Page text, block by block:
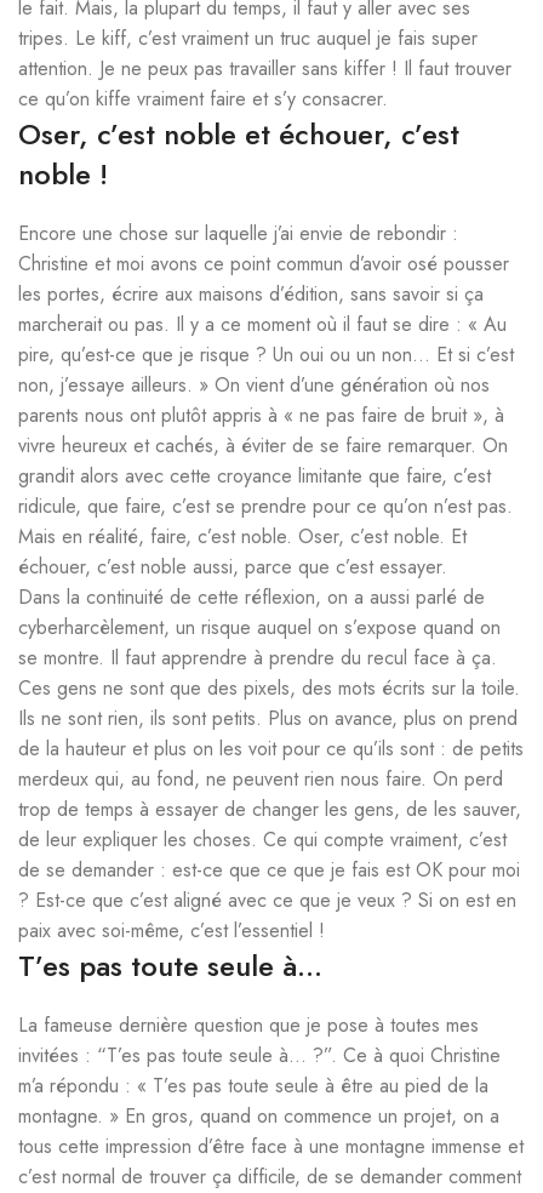
le fait. Mais, la plupart du temps, il faut y aller avec ses
tripes. Le kiff, c’est vraiment un truc auquel je fais super
attention. Je ne peux pas travailler sans kiffer ! Il faut trouver
ce qu’on kiffe vraiment faire et s’y consacrer.
Oser, c’est noble et échouer, c’est
noble !
Encore une chose sur laquelle j’ai envie de rebondir :
Christine et moi avons ce point commun d’avoir osé pousser
les portes, écrire aux maisons d’édition, sans savoir si ça
marcherait ou pas. Il y a ce moment où il faut se dire : « Au
pire, qu’est-ce que je risque ? Un oui ou un non… Et si c’est
non, j’essaye ailleurs. » On vient d’une génération où nos
parents nous ont plutôt appris à « ne pas faire de bruit », à
vivre heureux et cachés, à éviter de se faire remarquer. On
grandit alors avec cette croyance limitante que faire, c’est
ridicule, que faire, c’est se prendre pour ce qu’on n’est pas.
Mais en réalité, faire, c’est noble. Oser, c’est noble. Et
échouer, c’est noble aussi, parce que c’est essayer.
Dans la continuité de cette réflexion, on a aussi parlé de
cyberharcèlement, un risque auquel on s’expose quand on
se montre. Il faut apprendre à prendre du recul face à ça.
Ces gens ne sont que des pixels, des mots écrits sur la toile.
Ils ne sont rien, ils sont petits. Plus on avance, plus on prend
de la hauteur et plus on les voit pour ce qu’ils sont : de petits
merdeux qui, au fond, ne peuvent rien nous faire. On perd
trop de temps à essayer de changer les gens, de les sauver,
de leur expliquer les choses. Ce qui compte vraiment, c’est
de se demander : est-ce que ce que je fais est OK pour moi
? Est-ce que c’est aligné avec ce que je veux ? Si on est en
paix avec soi-même, c’est l’essentiel !
T’es pas toute seule à…
La fameuse dernière question que je pose à toutes mes
invitées : “T’es pas toute seule à… ?”. Ce à quoi Christine
m’a répondu : « T’es pas toute seule à être au pied de la
montagne. » En gros, quand on commence un projet, on a
tous cette impression d’être face à une montagne immense et
c’est normal de trouver ça difficile, de se demander comment